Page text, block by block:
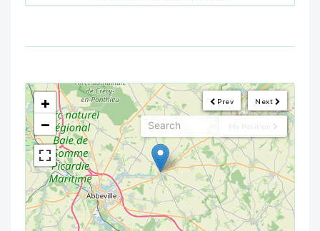
Next
Prev
My Position
<!---->
+
−